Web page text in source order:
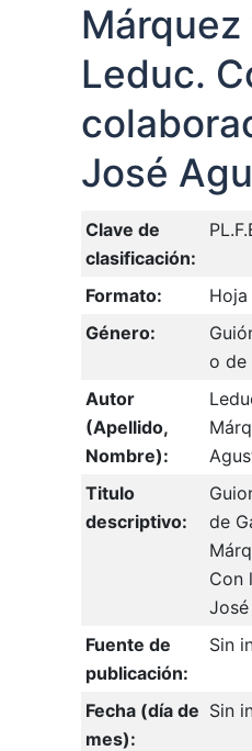
Márquez
Leduc.
José
Clave de
clasificación:
Formato:
Género:
o de
Autor
(Apellido,
Nombre):
Titulo
descriptivo:
de
Con
Fuente de
publicación:
Sin
Fecha (día de
mes):
Sin